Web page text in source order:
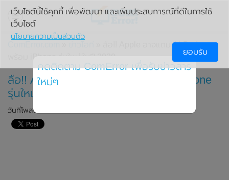
» ลือ!! Apple อาจแถม AirPods
ลือ!! Apple อาจแถม AirPods พร้อม iPhone
รุ่นใหม่ ในปี 2020
วันที่โพสต์: 2 ธันวาคม 2019
เว็บไซต์นี้ใช้คุกกี้ เพื่อพัฒนา และเพิ่มประสบการณ์ที่ดีในการใช้
เว็บไซต์
นโยบายความเป็นส่วนตัว
ยอมรับ
กดติดตาม ComError เพื่อรับข่าวสาร
ใหม่ๆ